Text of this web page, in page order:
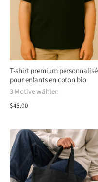
T-shirt premium personnalisé
pour enfants en coton bio
3 Motive wählen
$45.00